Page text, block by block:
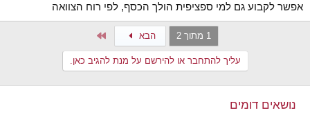
אפשר לקבוע גם למי ספציפית הולך הכסף, לפי רוח הצוואה
1 מתוך 2 הבא
עליך להתחבר או להירשם על מנת להגיב כאן.
נושאים דומים